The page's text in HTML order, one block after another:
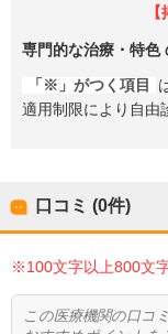
専門的な治療・特色
「※」がつく項目
適用制限により自由
口コミ (0件)
※100文字以上800文